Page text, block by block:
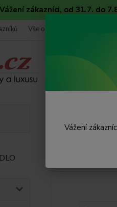
Vážení zákazníci, od 31.7. do
Vše o nákupu
Tanga
Vážení